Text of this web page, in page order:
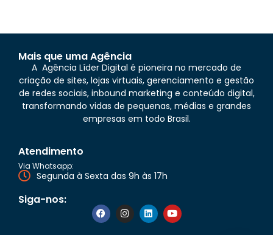
Mais que uma Agência
A Agência Líder Digital é pioneira no mercado de
criação de sites, lojas virtuais, gerenciamento e gestão
de redes sociais, inbound marketing e conteúdo digital,
transformando vidas de pequenas, médias e grandes
empresas em todo Brasil.
Atendimento
Via Whatsapp:
Segunda à Sexta das 9h às 17h
Siga-nos: